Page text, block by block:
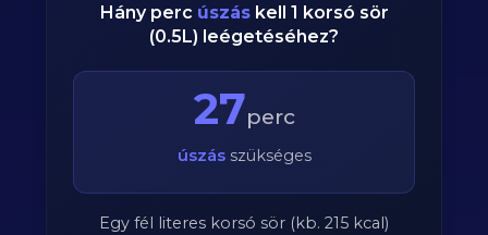
Hány perc úszáskell 1 korsó sör
(0.5L) leégetéséhez?
27perc
úszásszükséges
Egy fél literes korsó sör (kb. 215 kcal)